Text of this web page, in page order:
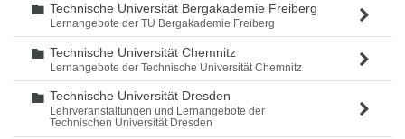
Ordner
Technische Universität Bergakademie Freiberg
Lernangebote der TU Bergakademie Freiberg
Ordner
Technische Universität Chemnitz
Lernangebote der Technische Universität Chemnitz
Ordner
Technische Universität Dresden
Lehrveranstaltungen und Lernangebote der
Technischen Universität Dresden